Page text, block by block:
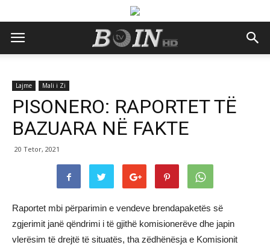
Lajme Mali i Zi
PISONERO: RAPORTET TË
BAZUARA NË FAKTE
20 Tetor, 2021
Raportet mbi përparimin e vendeve brendapaketës së
zgjerimit janë qëndrimi i të gjithë komisionerëve dhe japin
vlerësim të drejtë të situatës, tha zëdhënësja e Komisionit